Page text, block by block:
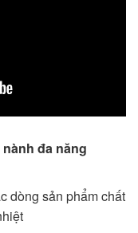
đa năng
dòng sản phẩm chất